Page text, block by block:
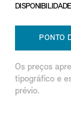
PONTO
Os preços
tipográfico e
prévio.